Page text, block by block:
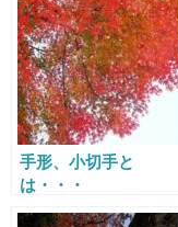
手形、小切手と
は・・・